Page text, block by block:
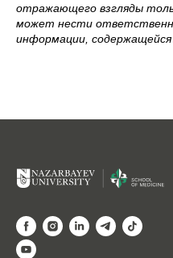
отражающего взгляды
может нести
информации, содержащейся